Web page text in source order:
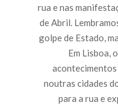
rua e nas
de Abril.
golpe de Estado,
Em Lisboa,
acontecimentos
noutras cidades
para a rua e